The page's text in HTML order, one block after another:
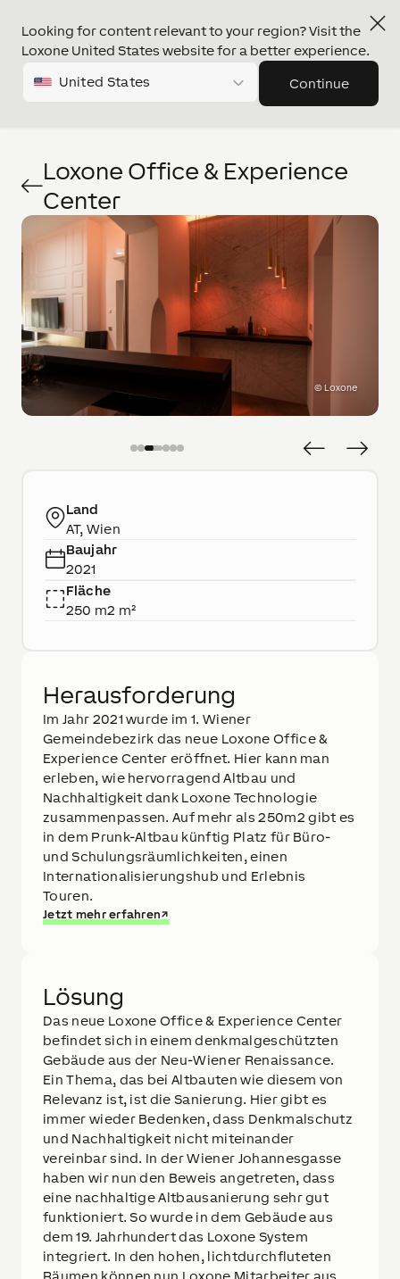
Looking for content relevant to your region? Visit the
Loxone United States website for a better experience.
United States Continue
Loxone Office & Experience
Center
©Loxone
Herausforderung
Im Jahr 2021 wurde im 1. Wiener
Gemeindebezirk das neue Loxone Office &
Experience Center eröffnet. Hier kann man
erleben, wie hervorragend Altbau und
Nachhaltigkeit dank Loxone Technologie
zusammenpassen. Auf mehr als 250m2 gibt es
in dem Prunk-Altbau künftig Platz für Büro-
und Schulungsräumlichkeiten, einen
Internationalisierungshub und Erlebnis
Touren.
Jetzt mehr erfahren↗
Lösung
Das neue Loxone Office & Experience Center
befindet sich in einem denkmalgeschützten
Gebäude aus der Neu-Wiener Renaissance.
Ein Thema, das bei Altbauten wie diesem von
Relevanz ist, ist die Sanierung. Hier gibt es
immer wieder Bedenken, dass Denkmalschutz
und Nachhaltigkeit nicht miteinander
vereinbar sind. In der Wiener Johannesgasse
haben wir nun den Beweis angetreten, dass
eine nachhaltige Altbausanierung sehr gut
funktioniert. So wurde in dem Gebäude aus
dem 19. Jahrhundert das Loxone System
integriert. In den hohen, lichtdurchfluteten
Räumen können nun Loxone Mitarbeiter aus
Land
AT, Wien
Baujahr
2021
Fläche
250 m2 m²